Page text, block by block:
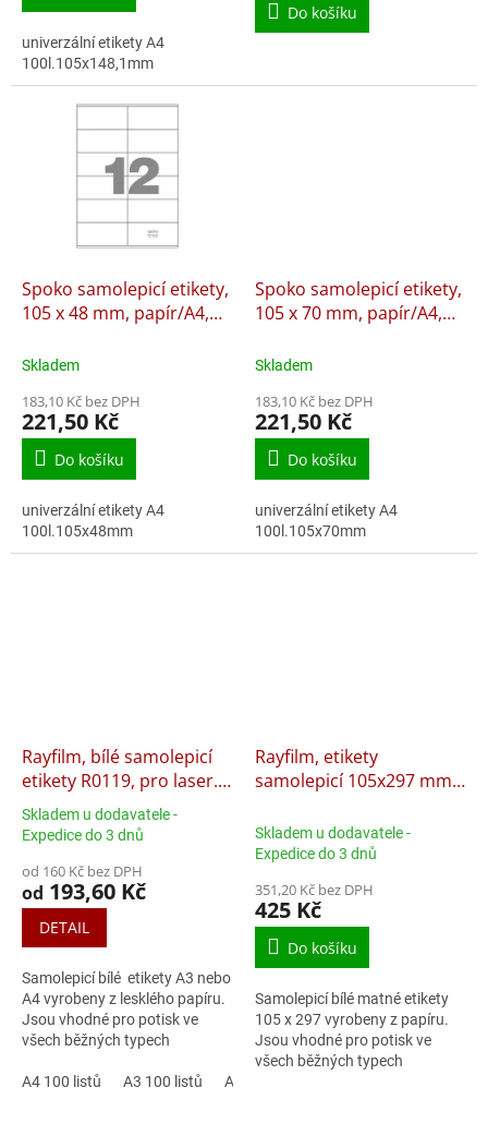
univerzální etikety A4
100l.105x148,1mm
Do košíku
Spoko samolepicí etikety,
105 x 48 mm, papír/A4,
Skladem
183,10 Kč bez DPH
221,50 Kč
Do košíku
univerzální etikety A4
100l.105x48mm
Spoko samolepicí etikety,
105 x 70 mm, papír/A4,
Skladem
183,10 Kč bez DPH
221,50 Kč
Do košíku
univerzální etikety A4
100l.105x70mm
Rayfilm, bílé samolepicí
etikety R0119, pro laser.
tiskárny
Průměrné
hodnocení
produktu
je
3,0
5
hvězdiček.
Skladem u dodavatele -
Expedice do 3 dnů
od 160 Kč bez DPH
od 193,60 Kč
DETAIL
Samolepicí bílé etikety A3 nebo
A4 vyrobeny z lesklého papíru.
Jsou vhodné pro potisk ve
všech běžných typech
ideální pro malonákladový
A4 100 listů A3 100 listů A4 20 listů
Rayfilm, etikety
samolepicí 105x297 mm
Skladem u dodavatele -
Expedice do 3 dnů
351,20 Kč bez DPH
425 Kč
Do košíku
Samolepicí bílé matné etikety
105 x 297 vyrobeny z papíru.
Jsou vhodné pro potisk ve
všech běžných typech